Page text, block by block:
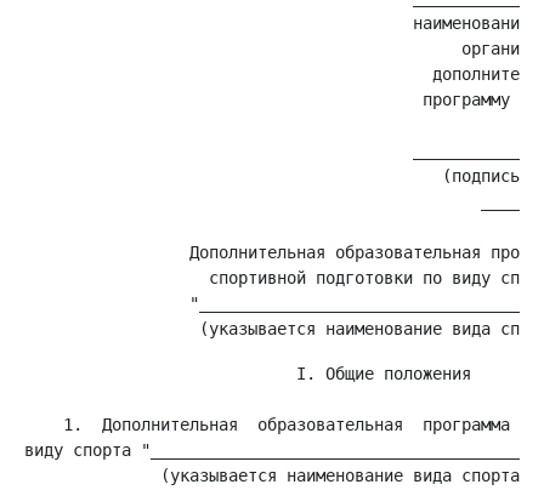
наименование
программу
(подпись)
Дополнительная образовательная
спортивной подготовки по виду
                            I. Общие положения
1.  Дополнительная  образовательная  программа
виду спорта
              (указывается наименование вида спорта)